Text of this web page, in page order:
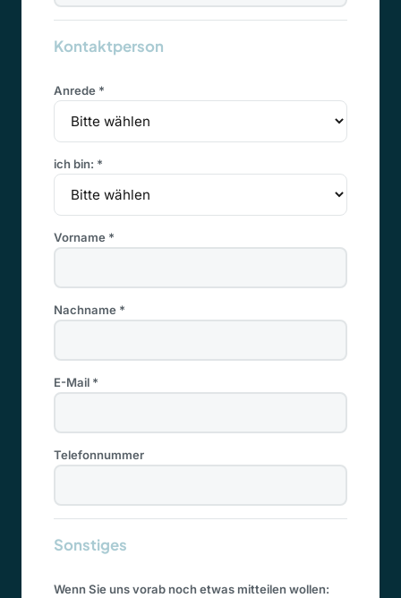
Kontaktperson
Anrede *
ich bin: *
Vorname *
Nachname *
E-Mail *
Telefonnummer
Sonstiges
Wenn Sie uns vorab noch etwas mitteilen wollen: